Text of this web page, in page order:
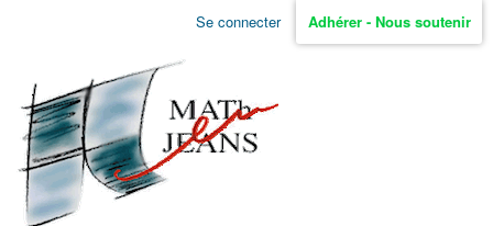
Aller
non
identifié
Se connecter Adhérer - Nous soutenir